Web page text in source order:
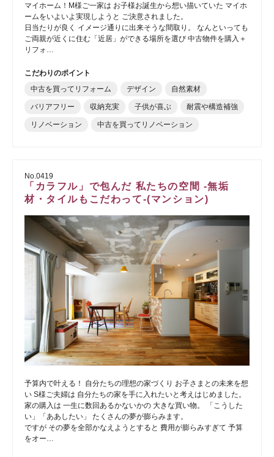
マイホーム！M様ご一家は お子様お誕生から想い描いていた マイホ
ームをいよいよ実現しようと ご決意されました。
日当たりが良く イメージ通りに出来そうな間取り。 なんといっても
ご両親が近くに住む「近居」ができる場所を選び 中古物件を購入＋
リフォ…
こだわりのポイント
中古を買ってリフォーム
デザイン 自然素材
バリアフリー 収納充実 子供が喜ぶ 耐震や構造補強
リノベーション 中古を買ってリノベーション
No.0419
「カラフル」で包んだ 私たちの空間 -無垢
材・タイルもこだわって-(マンション)
予算内で叶える！ 自分たちの理想の家づくり お子さまとの未来を想
い S様ご夫婦は 自分たちの家を手に入れたいと考えはじめました。
家の購入は 一生に数回あるかないかの 大きな買い物。 「こうした
い」「ああしたい」 たくさんの夢が膨らみます。
ですが その夢を全部かなえようとすると 費用が膨らみすぎて 予算
をオー…